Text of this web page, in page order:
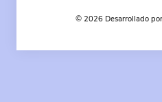
© 2026 Desarrollado